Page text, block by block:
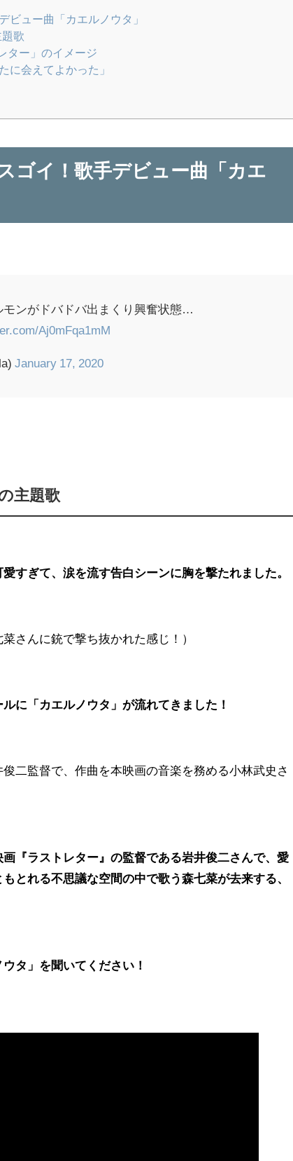
ビュー曲「カエルノウタ」
歌
ター」のイメージ
に会えてよかった」
ゴイ！歌手デビュー曲「カエ
ンがドバドバ出まくり興奮状態…
Aj0mFqa1mM
January 17, 2020
主題歌
すぎて、涙を流す告白シーンに胸を撃たれました。
さんに銃で撃ち抜かれた感じ！）
に「カエルノウタ」が流れてきました！
俊二監督で、作曲を本映画の音楽を務める小林武史さ
『ラストレター』の監督である岩井俊二さんで、愛
とれる不思議な空間の中で歌う森七菜が去来する、
タ」を聞いてください！